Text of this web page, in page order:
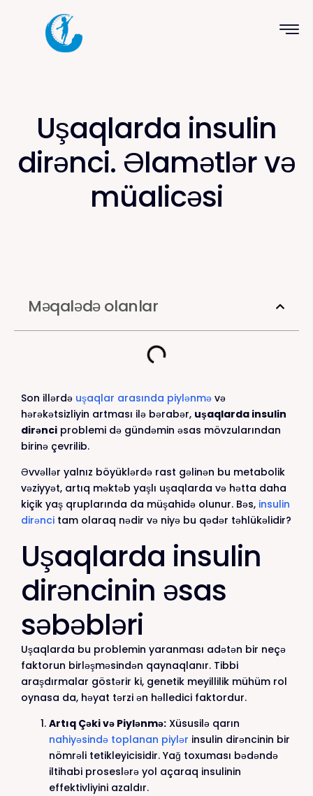
Uşaqlarda insulin
dirənci. Əlamətlər və
müalicəsi
Məqalədə olanlar
Son illərdə uşaqlar arasında piylənmə və
hərəkətsizliyin artması ilə bərabər, uşaqlarda insulin
dirənci problemi də gündəmin əsas mövzularından
birinə çevrilib.
Əvvəllər yalnız böyüklərdə rast gəlinən bu metabolik
vəziyyət, artıq məktəb yaşlı uşaqlarda və hətta daha
kiçik yaş qruplarında da müşahidə olunur. Bəs, insulin
dirənci tam olaraq nədir və niyə bu qədər təhlükəlidir?
Uşaqlarda insulin
dirəncinin əsas
səbəbləri
Uşaqlarda bu problemin yaranması adətən bir neçə
faktorun birləşməsindən qaynaqlanır. Tibbi
araşdırmalar göstərir ki, genetik meyillilik mühüm rol
oynasa da, həyat tərzi ən həlledici faktordur.
Artıq Çəki və Piylənmə: Xüsusilə qarın
nahiyəsində toplanan piylər insulin dirəncinin bir
nömrəli tetikleyicisidir. Yağ toxuması bədəndə
iltihabi proseslərə yol açaraq insulinin
effektivliyini azaldır.